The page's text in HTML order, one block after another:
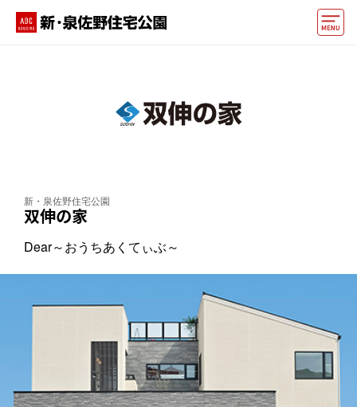
動画でモデルハウス見学
好みからモデルハウスを探す
アカウント登録
新・泉佐野住宅公園
双伸の家
Dear～おうちあくてぃぶ～